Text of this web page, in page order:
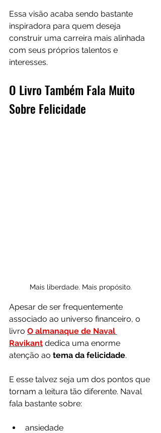
Essa visão acaba sendo bastante
inspiradora para quem deseja
construir uma carreira mais alinhada
com seus próprios talentos e
interesses.
O Livro Também Fala Muito
Sobre Felicidade
Mais liberdade. Mais propósito.
Apesar de ser frequentemente
associado ao universo financeiro, o
livro O almanaque de Naval
Ravikant dedica uma enorme
atenção ao tema da felicidade.
E esse talvez seja um dos pontos que
tornam a leitura tão diferente. Naval
fala bastante sobre:
ansiedade